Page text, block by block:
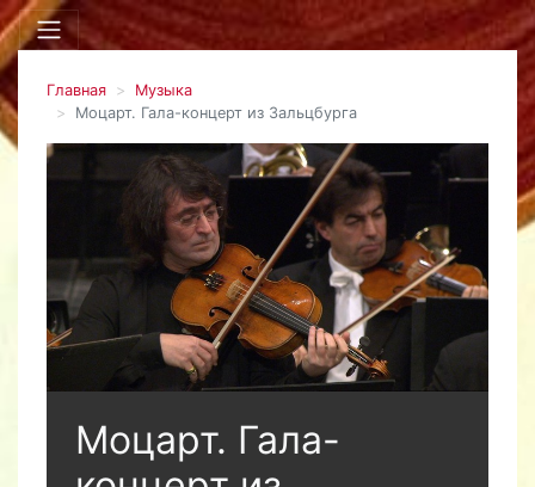
Главная
Музыка
Моцарт. Гала-концерт из Зальцбурга
Моцарт. Гала-